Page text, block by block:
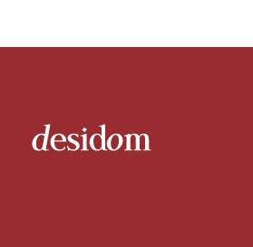
arseniy@indom.design